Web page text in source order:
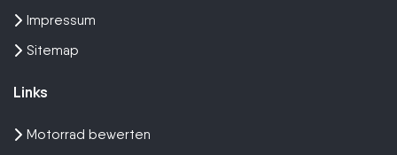
Impressum
Sitemap
Links
Motorrad bewerten